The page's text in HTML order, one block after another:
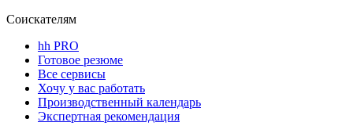
Соискателям
hh PRO
Готовое резюме
Все сервисы
Хочу у вас работать
Производственный календарь
Экспертная рекомендация